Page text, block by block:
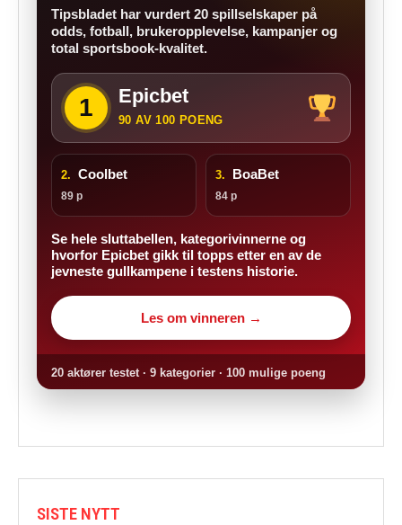
Tipsbladet har vurdert 20 spillselskaper på
odds, fotball, brukeropplevelse, kampanjer og
total sportsbook-kvalitet.
1 Epicbet
90 AV 100 POENG
2. Coolbet
89 p
3. BoaBet
84 p
Se hele sluttabellen, kategorivinnerne og
hvorfor Epicbet gikk til topps etter en av de
jevneste gullkampene i testens historie.
Les om vinneren →
20 aktører testet · 9 kategorier · 100 mulige poeng
SISTE NYTT